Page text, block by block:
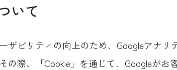
いて
ザビリティの向上のため、Googleアナ
際、「Cookie」を通じて、Googleがお